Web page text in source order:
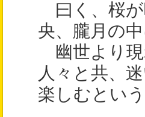
曰く、桜が
央、朧月の
幽世より現
人々と共、
楽しむとい